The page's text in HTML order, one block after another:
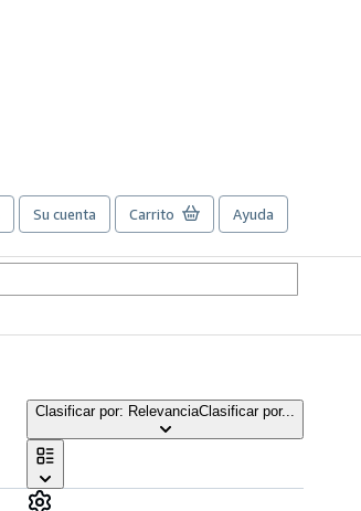
Su cuenta Carrito Ayuda
Clasificar por: RelevanciaClasificar por...